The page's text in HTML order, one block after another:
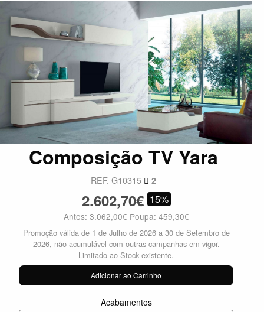
Composição TV Yara
REF. G10315 2
2.602,70€ 15%
Antes:3.062,00€ Poupa: 459,30€
Promoção válida de 1 de Julho de 2026 a 30 de Setembro de
2026, não acumulável com outras campanhas em vigor.
Limitado ao Stock existente.
Adicionar ao Carrinho
Acabamentos